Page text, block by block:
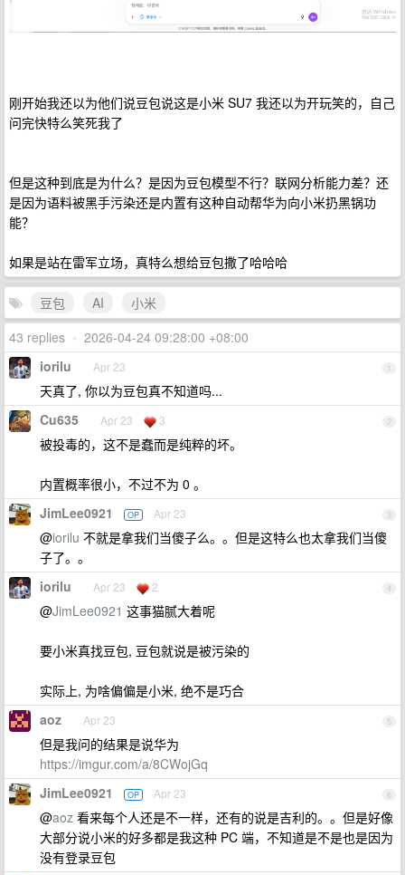
刚开始我还以为他们说豆包说这是小米 SU7 我还以为开玩笑的，自己
问完快特么笑死我了
但是这种到底是为什么？是因为豆包模型不行？联网分析能力差？还
是因为语料被黑手污染还是内置有这种自动帮华为向小米扔黑锅功
能？
如果是站在雷军立场，真特么想给豆包撒了哈哈哈
豆包 AI
小米
43 replies • 2026-04-24 09:28:00 +08:00
1
iorilu Apr 23
天真了, 你以为豆包真不知道吗...
2
Cu635 Apr 23 3
被投毒的，这不是蠢而是纯粹的坏。
内置概率很小，不过不为 0 。
3
JimLee0921 OP Apr 23
@iorilu 不就是拿我们当傻子么。。但是这特么也太拿我们当傻
子了。。
4
iorilu Apr 23 2
@JimLee0921 这事猫腻大着呢
要小米真找豆包, 豆包就说是被污染的
实际上, 为啥偏偏是小米, 绝不是巧合
5
aoz Apr 23
但是我问的结果是说华为
https://imgur.com/a/8CWojGq
6
JimLee0921 OP Apr 23
@aoz 看来每个人还是不一样，还有的说是吉利的。。但是好像
大部分说小米的好多都是我这种 PC 端，不知道是不是也是因为
没有登录豆包